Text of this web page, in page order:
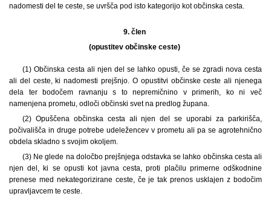
nadomesti del te ceste, se uvršča pod isto kategorijo kot občinska cesta.
9. člen
(opustitev občinske ceste)
(1) Občinska cesta ali njen del se lahko opusti, če se zgradi nova cesta
ali del ceste, ki nadomesti prejšnjo. O opustitvi občinske ceste ali njenega
dela ter bodočem ravnanju s to nepremičnino v primerih, ko ni več
namenjena prometu, odloči občinski svet na predlog župana.
(2) Opuščena občinska cesta ali njen del se uporabi za parkirišča,
počivališča in druge potrebe udeležencev v prometu ali pa se agrotehnično
obdela skladno s svojim okoljem.
(3) Ne glede na določbo prejšnjega odstavka se lahko občinska cesta ali
njen del, ki se opusti kot javna cesta, proti plačilu primerne odškodnine
prenese med nekategorizirane ceste, če je tak prenos usklajen z bodočim
upravljavcem te ceste.